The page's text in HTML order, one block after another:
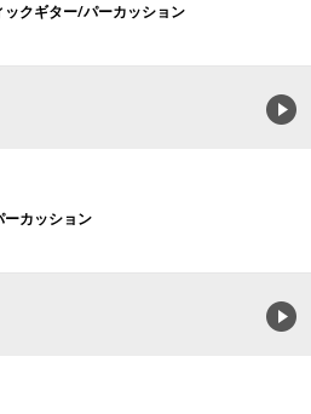
クギター/パーカッション
カッション